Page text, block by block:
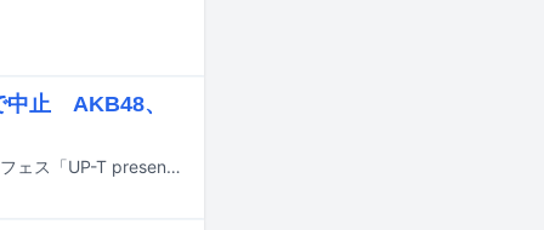
中止 AKB48、
6月27、28日に神奈川・横浜赤レンガパークにて開催予定だった都市型アイドルフェス「UP-T presents HERO SONIC 2026」の中止が発表された。